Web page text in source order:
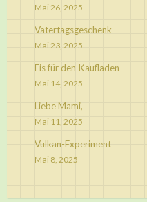
Mai 26, 2025
Vatertagsgeschenk
Mai 23, 2025
Eis für den Kaufladen
Mai 14, 2025
Liebe Mami,
Mai 11, 2025
Vulkan-Experiment
Mai 8, 2025